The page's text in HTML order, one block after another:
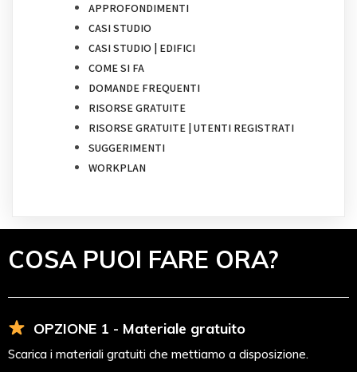
APPROFONDIMENTI
CASI STUDIO
CASI STUDIO | EDIFICI
COME SI FA
DOMANDE FREQUENTI
RISORSE GRATUITE
RISORSE GRATUITE | UTENTI REGISTRATI
SUGGERIMENTI
WORKPLAN
COSA PUOI FARE ORA?
OPZIONE 1 - Materiale gratuito
Scarica i materiali gratuiti che mettiamo a disposizione.